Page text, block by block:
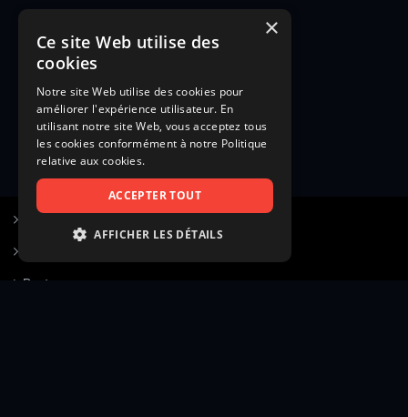
Poster une annonce
×
Ce site Web utilise des
cookies
Notre site Web utilise des cookies pour
améliorer l'expérience utilisateur. En
utilisant notre site Web, vous acceptez tous
les cookies conformément à notre Politique
relative aux cookies.
ACCEPTER TOUT
AFFICHER LES DÉTAILS